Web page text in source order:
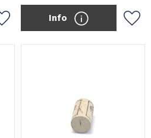
Add to favorites Add
Info